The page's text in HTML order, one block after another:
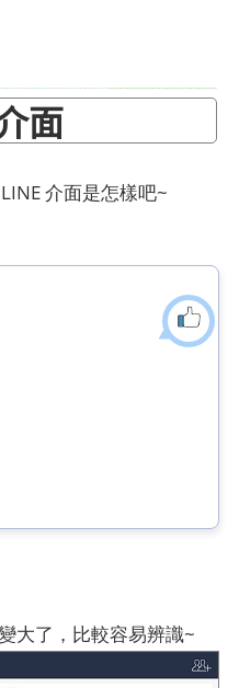
面
介面是怎樣吧~
大了，比較容易辨識~